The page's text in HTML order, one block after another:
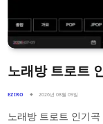
노래방 트로트
EZIRO 2026년 08월 09일
노래방 트로트 인기